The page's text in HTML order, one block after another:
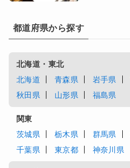
都道府県から探す
北海道・東北
北海道
青森県 岩手県
秋田県
山形県 福島県
関東
茨城県
栃木県 群馬県
千葉県
東京都 神奈川県